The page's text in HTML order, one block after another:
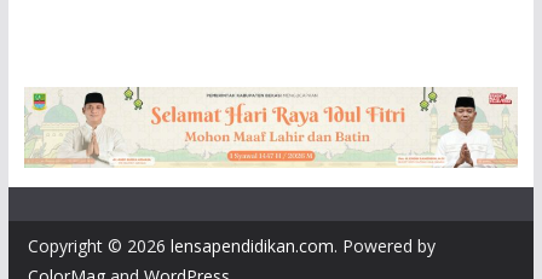
Copyright © 2026 lensapendidikan.com. Powered by